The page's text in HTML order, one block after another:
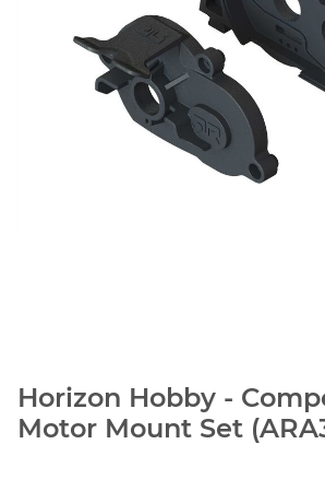
Horizon Hobby -
Motor Mount Set